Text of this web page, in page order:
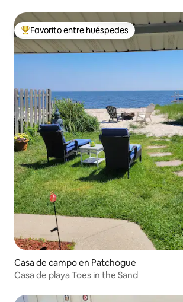
De los mejores en Favorito entre huéspedes
Favorito entre huéspedes
Casa de campo en Patchogue
Casa de playa Toes in the Sand